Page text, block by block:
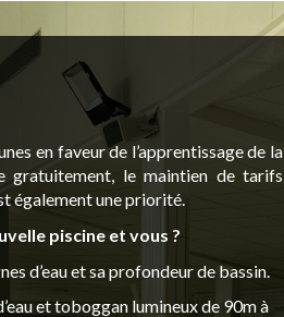
en faveur de l’apprentissage de la
gratuitement, le maintien de tarifs
également une priorité.
piscine et vous ?
d’eau et sa profondeur de bassin.
et toboggan lumineux de 90m à